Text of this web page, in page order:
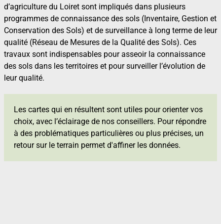
d’agriculture du Loiret sont impliqués dans plusieurs
programmes de connaissance des sols (Inventaire, Gestion et
Conservation des Sols) et de surveillance à long terme de leur
qualité (Réseau de Mesures de la Qualité des Sols). Ces
travaux sont indispensables pour asseoir la connaissance
des sols dans les territoires et pour surveiller l’évolution de
leur qualité.
Les cartes qui en résultent sont utiles pour orienter vos
choix, avec l’éclairage de nos conseillers. Pour répondre
à des problématiques particulières ou plus précises, un
retour sur le terrain permet d'affiner les données.